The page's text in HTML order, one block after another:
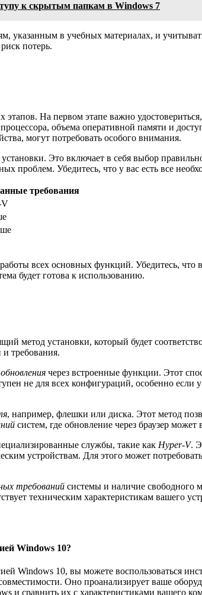
к скрытым папкам в Windows 7
указанным в учебных материалах, и
потерь.
На первом этапе важно
объема оперативной памяти и
могут потребовать особого внимания.
Это включает в себя выбор
проблем. Убедитесь, что у вас есть все
требования
V
всех основных функций. Убедитесь,
будет готова к использованию.
метод установки, который будет
требования.
через встроенные функции. Этот
не для всех конфигураций, особенно если у
, например, флешки или диска. Этот метод
систем, где обновление через браузер может
службы, такие как Hyper-V.
устройствам. Для этого может
требований системы и наличие свободного
техническим характеристикам вашего
Windows 10?
Windows 10, вы можете воспользоваться
Оно проанализирует ваше
и сравнить их с характеристиками вашего